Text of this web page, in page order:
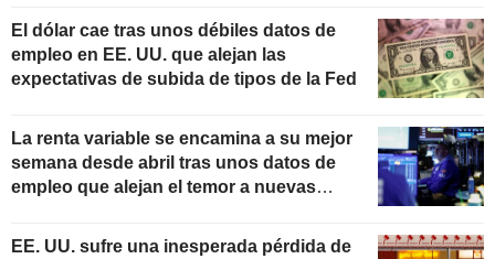
El dólar cae tras unos débiles datos de
empleo en EE. UU. que alejan las
expectativas de subida de tipos de la Fed
La renta variable se encamina a su mejor
semana desde abril tras unos datos de
empleo que alejan el temor a nuevas
EE. UU. sufre una inesperada pérdida de